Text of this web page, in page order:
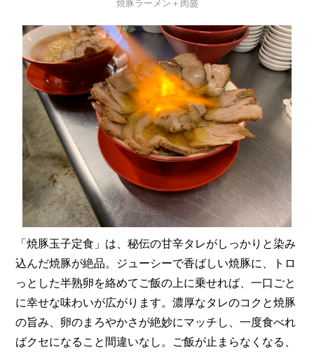
焼豚ラーメン＋肉盛
「焼豚玉子定食」は、秘伝の甘辛タレがしっかりと染み
込んだ焼豚が絶品。ジューシーで香ばしい焼豚に、トロ
っとした半熟卵を絡めてご飯の上に乗せれば、一口ごと
に幸せな味わいが広がります。濃厚なタレのコクと焼豚
の旨み、卵のまろやかさが絶妙にマッチし、一度食べれ
ばクセになること間違いなし。ご飯が止まらなくなる、